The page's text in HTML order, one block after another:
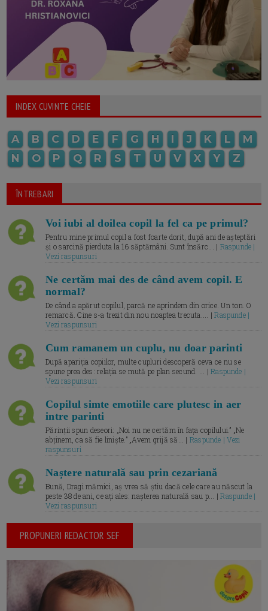
INDEX CUVINTE CHEIE
A B C D E F G H I J K L
M
N
O P Q R S T U V X Y Z
ÎNTREBARI
Voi iubi al doilea copil la fel ca pe primul?
Pentru mine primul copil a fost foarte dorit, după ani de așteptări
și o sarcină pierduta la 16 săptămâni. Sunt însărc... | Raspunde |
Vezi raspunsuri
Ne certăm mai des de când avem copil. E
normal?
De când a apărut copilul, parcă ne aprindem din orice. Un ton. O
remarcă. Cine s-a trezit din nou noaptea trecuta.... |Raspunde |
Vezi raspunsuri
Cum ramanem un cuplu, nu doar parinti
După apariția copiilor, multe cupluri descoperă ceva ce nu se
spune prea des: relația se mută pe plan secund. ... |Raspunde |
Vezi raspunsuri
Copilul simte emotiile care plutesc in aer
intre parinti
Părinții spun deseori: „Noi nu ne certăm în fața copilului.” „Ne
abținem, ca să fie liniște.” „Avem grijă să... | Raspunde | Vezi
raspunsuri
Naștere naturală sau prin cezariană
Bună, Dragi mămici, aș vrea să știu dacă cele care au născut la
peste 38 de ani, ce ați ales: nașterea naturală sau p... |Raspunde |
Vezi raspunsuri
PROPUNERI REDACTOR SEF